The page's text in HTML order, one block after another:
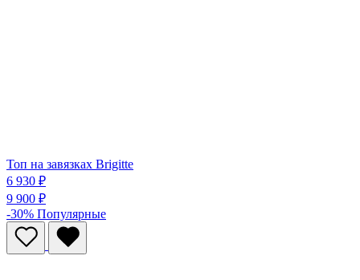
Топ на завязках Brigitte
6 930 ₽
9 900 ₽
-30% Популярные